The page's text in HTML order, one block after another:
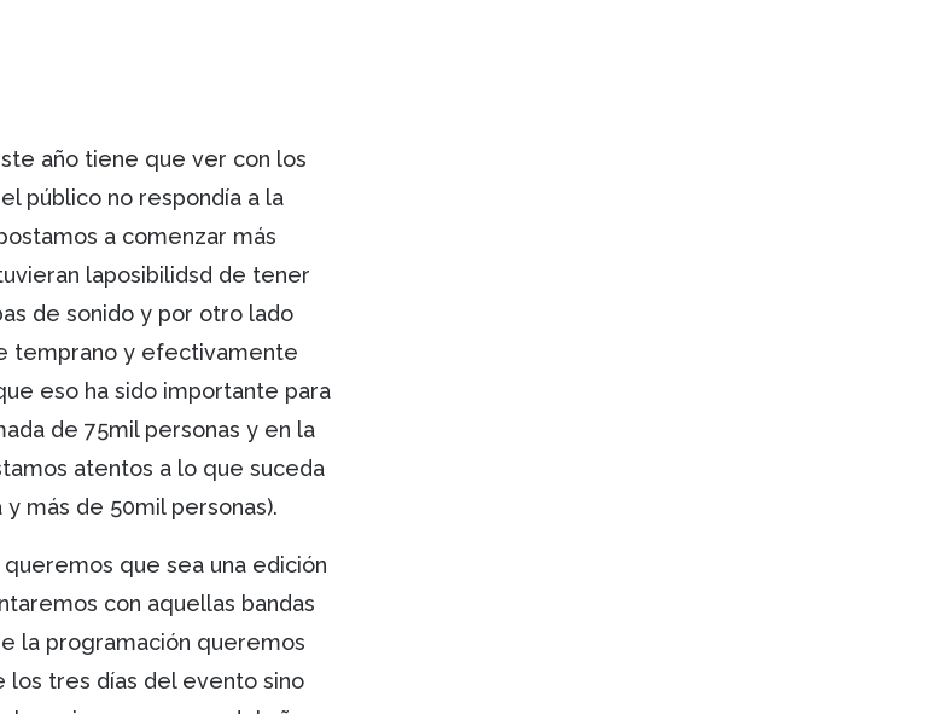
año tiene que ver con los
público no respondía a la
a comenzar más
laposibilidsd de tener
de sonido y por otro lado
temprano y efectivamente
eso ha sido importante para
de 75mil personas y en la
atentos a lo que suceda
más de 50mil personas).
que sea una edición
con aquellas bandas
la programación queremos
los tres días del evento sino